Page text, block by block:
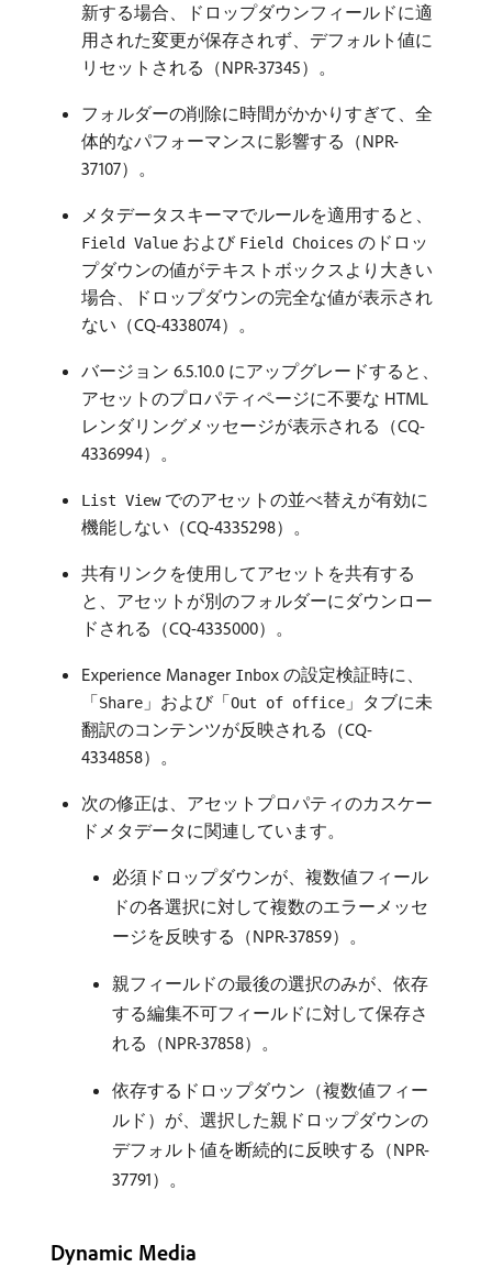
新する場合、ドロップダウンフィールドに適
用された変更が保存されず、デフォルト値に
リセットされる（NPR-37345）。
フォルダーの削除に時間がかかりすぎて、全
体的なパフォーマンスに影響する（NPR-
37107）。
メタデータスキーマでルールを適用すると、
Field Value および Field Choices のドロッ
プダウンの値がテキストボックスより大きい
場合、ドロップダウンの完全な値が表示され
ない（CQ-4338074）。
バージョン 6.5.10.0 にアップグレードすると、
アセットのプロパティページに不要な HTML
レンダリングメッセージが表示される（CQ-
4336994）。
List Viewでのアセットの並べ替えが有効に
機能しない（CQ-4335298）。
共有リンクを使用してアセットを共有する
と、アセットが別のフォルダーにダウンロー
ドされる（CQ-4335000）。
Experience Manager Inbox の設定検証時に、
「Share 」および「Out of office 」タブに未
翻訳のコンテンツが反映される（CQ-
4334858）。
次の修正は、アセットプロパティのカスケー
ドメタデータに関連しています。
必須ドロップダウンが、複数値フィール
ドの各選択に対して複数のエラーメッセ
ージを反映する（NPR-37859）。
親フィールドの最後の選択のみが、依存
する編集不可フィールドに対して保存さ
れる（NPR-37858）。
依存するドロップダウン（複数値フィー
ルド）が、選択した親ドロップダウンの
デフォルト値を断続的に反映する（NPR-
37791）。
Dynamic Media